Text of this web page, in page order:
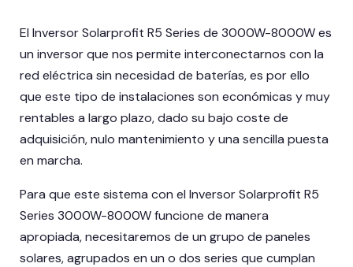
El Inversor Solarprofit R5 Series de 3000W-8000W es
un inversor que nos permite interconectarnos con la
red eléctrica sin necesidad de baterías, es por ello
que este tipo de instalaciones son económicas y muy
rentables a largo plazo, dado su bajo coste de
adquisición, nulo mantenimiento y una sencilla puesta
en marcha.
Para que este sistema con el Inversor Solarprofit R5
Series 3000W-8000W funcione de manera
apropiada, necesitaremos de un grupo de paneles
solares, agrupados en un o dos series que cumplan